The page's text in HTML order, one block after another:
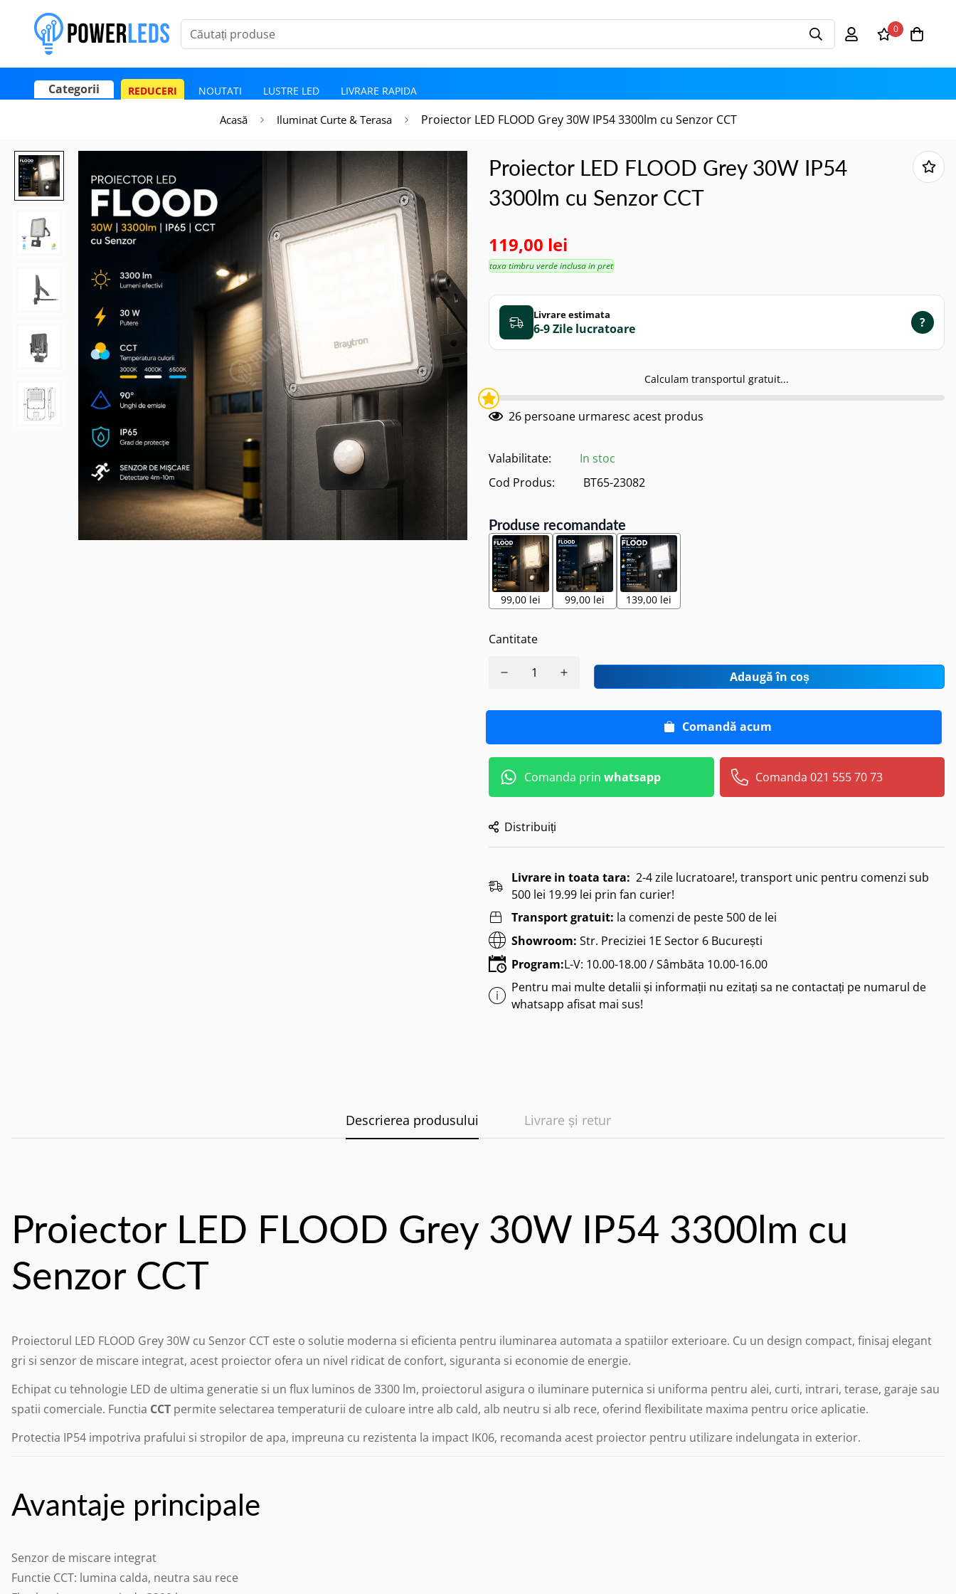
Căutați produse 0
Categorii REDUCERI NOUTATI LUSTRE LED LIVRARE RAPIDA
Acasă Iluminat Curte & Terasa Proiector LED FLOOD Grey 30W IP54 3300lm cu Senzor CCT
Proiector LED FLOOD Grey 30W IP54
3300lm cu Senzor CCT
119,00 lei
taxa timbru verde inclusa in pret
Livrare estimata
6-9 Zile ?
Calculam transportul gratuit...
26 persoane urmaresc acest produs
Valabilitate:
In stoc
Cod Produs:
BT65-23082
Produse recomandate
99,00 lei 99,00 lei 139,00 lei
Cantitate
Adaugă în coș
Comandă acum
Comanda prin whatsapp Comanda 021 555 70 73
Distribuiți
Livrare in toata tara: 2-4 zile lucratoare!, transport unic pentru comenzi sub
500 lei 19.99 lei prin fan curier!
Transport gratuit: la comenzi de peste 500 de lei
Showroom: Str. Preciziei 1E Sector 6 București
Program:L-V: 10.00-18.00 / Sâmbăta 10.00-16.00
Pentru mai multe detalii și informații nu ezitați sa ne contactați pe numarul de
whatsapp afisat mai sus!
Descrierea produsului Livrare și retur
Proiector LED FLOOD Grey 30W IP54 3300lm cu
Senzor CCT
Proiectorul LED FLOOD Grey 30W cu Senzor CCT este o solutie moderna si eficienta pentru iluminarea automata a spatiilor exterioare. Cu un design compact, finisaj elegant
gri si senzor de miscare integrat, acest proiector ofera un nivel ridicat de confort, siguranta si economie de energie.
Echipat cu tehnologie LED de ultima generatie si un flux luminos de 3300 lm, proiectorul asigura o iluminare puternica si uniforma pentru alei, curti, intrari, terase, garaje sau
spatii comerciale. Functia CCT permite selectarea temperaturii de culoare intre alb cald, alb neutru si alb rece, oferind flexibilitate maxima pentru orice aplicatie.
Protectia IP54 impotriva prafului si stropilor de apa, impreuna cu rezistenta la impact IK06, recomanda acest proiector pentru utilizare indelungata in exterior.
Avantaje principale
Senzor de miscare integrat
Functie CCT: lumina calda, neutra sau rece
Poate mai târziu Activează notificările